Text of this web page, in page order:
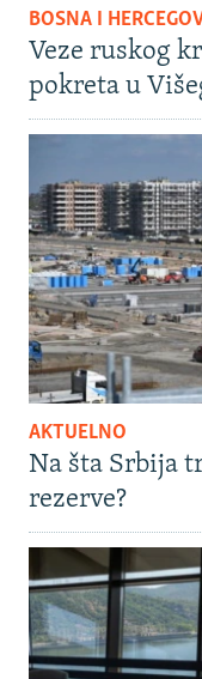
BOSNA I
Veze ruskog
pokreta u
AKTUELNO
Na šta Srbija
rezerve?